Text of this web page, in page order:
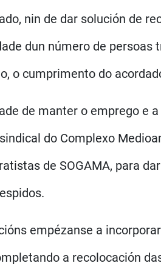
nin de dar solución de
dun número de
o cumprimento do
de manter o emprego e
do Complexo
de SOGAMA, para
empézanse a
a recolocación